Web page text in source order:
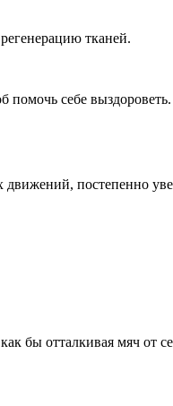
тканей.
помочь себе
постепенно
бы отталкивая мяч от